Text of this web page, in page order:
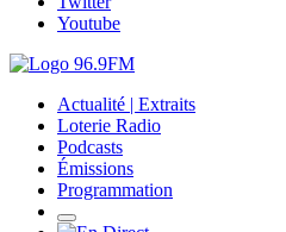
Youtube
Actualité | Extraits
Loterie Radio
Podcasts
Émissions
Programmation